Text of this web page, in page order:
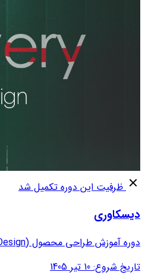
ظرفیت این دوره تکمیل شد
دیسکاوری
دوره آموزش طراحی محصول (Prdouct Design) جامع
تاریخ شروع: 10 تیر 1405